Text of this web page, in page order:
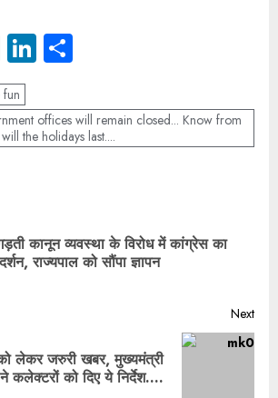
X LinkedIn
offices will remain closed... Know from
the holidays last....
कानून व्यवस्था के विरोध में कांग्रेस का
राज्यपाल को सौंपा ज्ञापन
Next
लेकर जरुरी खबर, मुख्यमंत्री
कलेक्टरों को दिए ये निर्देश….